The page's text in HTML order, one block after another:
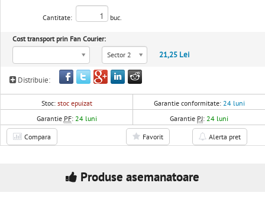
Cantitate: buc.
Cost transport prin Fan Courier:
Sector 2
21,25 Lei
Distribuie:
Stoc: stoc epuizat Garantie conformitate: 24 luni
Garantie PF: 24 luni Garantie PJ:24 luni
Compara Favorit Alerta pret
Produse asemanatoare